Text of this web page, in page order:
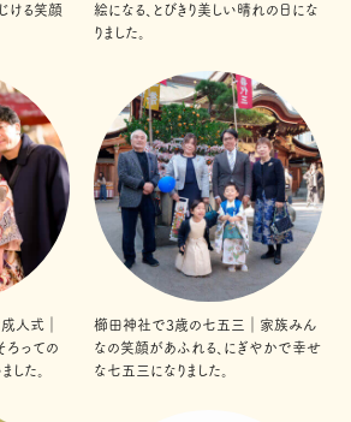
ける笑顔
絵になる、とびきり美しい晴れの日にな
りました。
人式｜
ろっての
た。
櫛田神社で3歳の七五三｜家族みん
なの笑顔があふれる、にぎやかで幸せ
な七五三になりました。